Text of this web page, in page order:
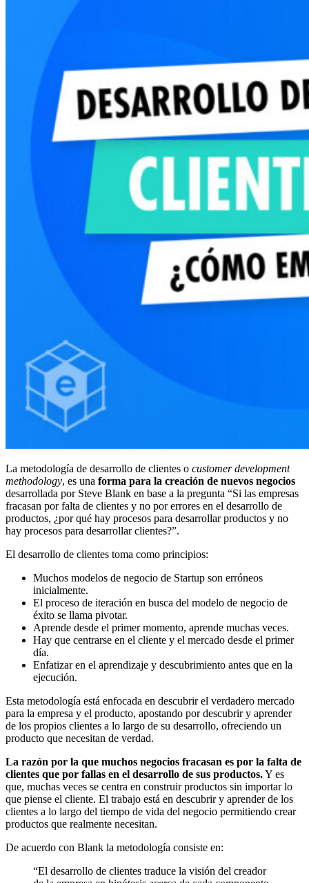
La metodología de desarrollo de clientes o customer development
methodology, es una forma para la creación de nuevos negocios
desarrollada por Steve Blank en base a la pregunta “Si las empresas
fracasan por falta de clientes y no por errores en el desarrollo de
productos, ¿por qué hay procesos para desarrollar productos y no
hay procesos para desarrollar clientes?”.
El desarrollo de clientes toma como principios:
Muchos modelos de negocio de Startup son erróneos
inicialmente.
El proceso de iteración en busca del modelo de negocio de
éxito se llama pivotar.
Aprende desde el primer momento, aprende muchas veces.
Hay que centrarse en el cliente y el mercado desde el primer
día.
Enfatizar en el aprendizaje y descubrimiento antes que en la
ejecución.
Esta metodología está enfocada en descubrir el verdadero mercado
para la empresa y el producto, apostando por descubrir y aprender
de los propios clientes a lo largo de su desarrollo, ofreciendo un
producto que necesitan de verdad.
La razón por la que muchos negocios fracasan es por la falta de
clientes que por fallas en el desarrollo de sus productos.Y es
que, muchas veces se centra en construir productos sin importar lo
que piense el cliente. El trabajo está en descubrir y aprender de los
clientes a lo largo del tiempo de vida del negocio permitiendo crear
productos que realmente necesitan.
De acuerdo con Blank la metodología consiste en:
“El desarrollo de clientes traduce la visión del creador